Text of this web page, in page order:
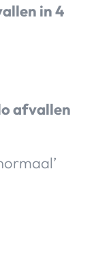
in 4
afvallen